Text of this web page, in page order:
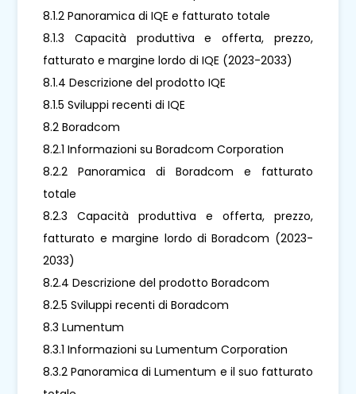
8.1.2 Panoramica di IQE e fatturato totale
8.1.3 Capacità produttiva e offerta, prezzo,
fatturato e margine lordo di IQE (2023-2033)
8.1.4 Descrizione del prodotto IQE
8.1.5 Sviluppi recenti di IQE
8.2 Boradcom
8.2.1 Informazioni su Boradcom Corporation
8.2.2 Panoramica di Boradcom e fatturato
totale
8.2.3 Capacità produttiva e offerta, prezzo,
fatturato e margine lordo di Boradcom (2023-
2033)
8.2.4 Descrizione del prodotto Boradcom
8.2.5 Sviluppi recenti di Boradcom
8.3 Lumentum
8.3.1 Informazioni su Lumentum Corporation
8.3.2 Panoramica di Lumentum e il suo fatturato